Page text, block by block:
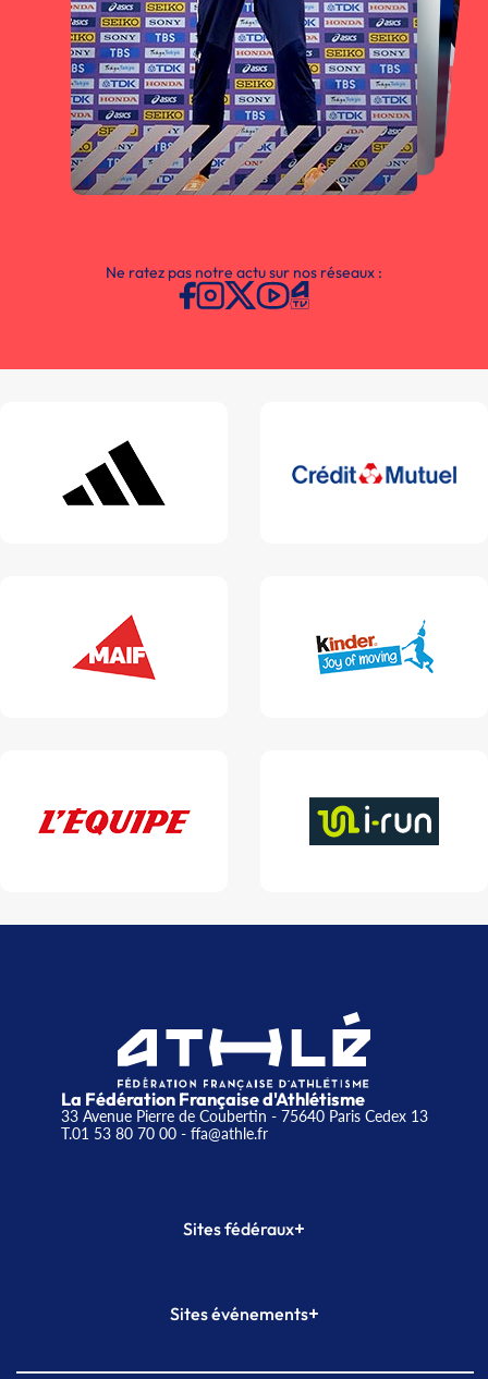
Ne ratez pas notre actu sur nos réseaux :
La Fédération Française d'Athlétisme
33 Avenue Pierre de Coubertin - 75640 Paris Cedex 13
T.01 53 80 70 00- ffa@athle.fr
Sites fédéraux+
Plateforme Formation
Sites événements+